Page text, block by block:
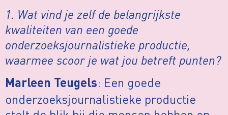
1. Wat vind je zelf de belangrijkste
kwaliteiten van een goede
onderzoeksjournalistieke productie,
waarmee scoor je wat jou betreft punten?
Marleen Teugels: Een goede
onderzoeksjournalistieke productie